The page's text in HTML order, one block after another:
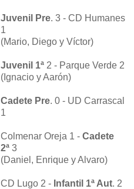
Juvenil Pre. 3 - CD Humanes
1
(Mario, Diego y Víctor)
Juvenil 1ª2 - Parque Verde 2
(Ignacio y Aarón)
Cadete Pre. 0 - UD Carrascal
1
Colmenar Oreja 1 - Cadete
2ª3
(Daniel, Enrique y Alvaro)
CD Lugo 2 -Infantil 1ª Aut. 2